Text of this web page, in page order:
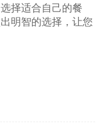
择适合自己的餐
明智的选择，让您